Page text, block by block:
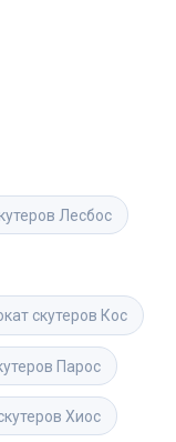
Лесбос
скутеров Кос
Парос
Хиос